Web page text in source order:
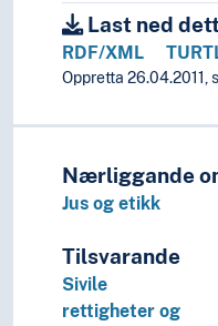
Politisk
Politisk
Politiske
Politiske
Politiske
Rettsoppgjør
Sikkerhet
Stat
Statsborgerskap
Last ned
RDF/XML
Oppretta 26.04.2011,
Nærliggande
Jus og etikk
Tilsvarande
Sivile
rettigheter og